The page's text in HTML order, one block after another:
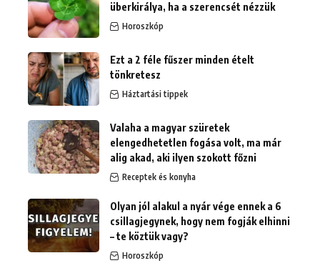
überkirálya, ha a szerencsét nézzük
Horoszkóp
Ezt a 2 féle fűszer minden ételt
tönkretesz
Háztartási tippek
Valaha a magyar szüretek
elengedhetetlen fogása volt, ma már
alig akad, aki ilyen szokott főzni
Receptek és konyha
Olyan jól alakul a nyár vége ennek a 6
csillagjegynek, hogy nem fogják elhinni
– te köztük vagy?
Horoszkóp